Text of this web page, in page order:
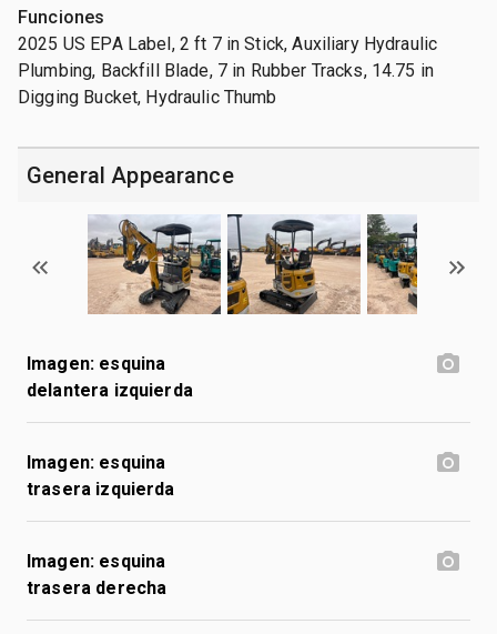
Funciones
2025 US EPA Label, 2 ft 7 in Stick, Auxiliary Hydraulic
Plumbing, Backfill Blade, 7 in Rubber Tracks, 14.75 in
Digging Bucket, Hydraulic Thumb
General Appearance
Imagen: esquina
delantera izquierda
Imagen: esquina
trasera izquierda
Imagen: esquina
trasera derecha